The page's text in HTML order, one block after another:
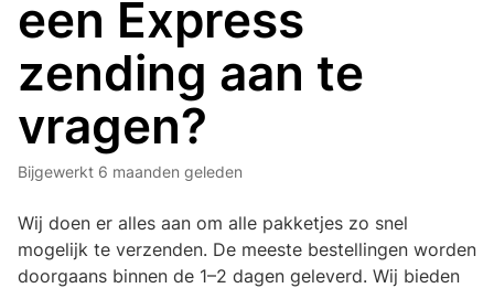
een Express
zending aan te
vragen?
Bijgewerkt 6 maanden geleden
Wij doen er alles aan om alle pakketjes zo snel
mogelijk te verzenden. De meeste bestellingen worden
doorgaans binnen de 1–2 dagen geleverd. Wij bieden